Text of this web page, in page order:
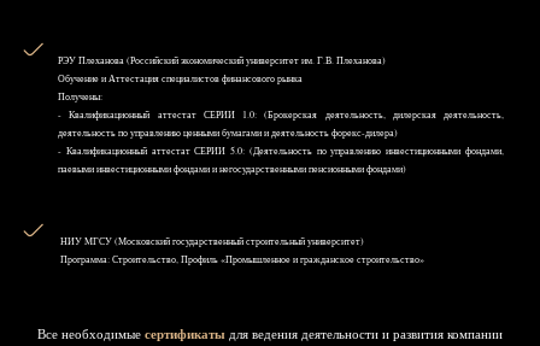
РЭУ Плеханова (Российский экономический университет им. Г.В. Плеханова)
Обучение и Аттестация специалистов финансового рынка
Получены:
- Квалификационный аттестат СЕРИИ 1.0: (Брокерская деятельность, дилерская деятельность,
деятельность по управлению ценными бумагами и деятельность форекс-дилера)
- Квалификационный аттестат СЕРИИ 5.0: (Деятельность по управлению инвестиционными фондами,
паевыми инвестиционными фондами и негосударственными пенсионными фондами)
НИУ MГСУ (Московский государственный строительный университет)
Программа: Строительство, Профиль «Промышленное и гражданское строительство»
Все необходимые сертификаты для ведения деятельности и развития компании